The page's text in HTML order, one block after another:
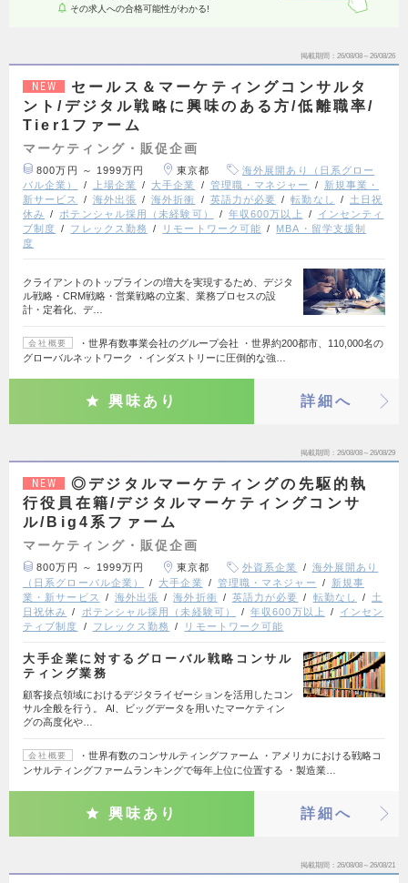
その求人への合格可能性がわかる!
掲載期間 26/08/08～26/08/26
NEW
セールス＆マーケティングコンサルタ
ント/デジタル戦略に興味のある方/低離職率/
Tier1ファーム
マーケティング・販促企画
800万円 ～ 1999万円 東京都
海外展開あり（日系グロー
バル企業）
上場企業 大手企業 管理職・マネジャー
新規事業・
新サービス
海外出張 海外折衝 英語力が必要 転勤なし
土日祝
休み
ポテンシャル採用（未経験可） 年収600万以上
インセンティ
ブ制度
フレックス勤務 リモートワーク可能
MBA・留学支援制
度
クライアントのトップラインの増大を実現するため、デジタ
ル戦略・CRM戦略・営業戦略の立案、業務プロセスの設
計・定着化、デ…
会社概要
・世界有数事業会社のグループ会社 ・世界約200都市、110,000名の
グローバルネットワーク ・インダストリーに圧倒的な強…
興味あり 詳細へ
掲載期間 26/08/08～26/08/29
NEW
◎デジタルマーケティングの先駆的執
行役員在籍/デジタルマーケティングコンサ
ル/Big4系ファーム
マーケティング・販促企画
800万円 ～ 1999万円 東京都 外資系企業
海外展開あり
（日系グローバル企業）
大手企業 管理職・マネジャー
新規事
業・新サービス
海外出張 海外折衝 英語力が必要 転勤なし
土
日祝休み
ポテンシャル採用（未経験可） 年収600万以上
インセン
ティブ制度
フレックス勤務 リモートワーク可能
大手企業に対するグローバル戦略コンサル
ティング業務
顧客接点領域におけるデジタライゼーションを活用したコン
サル全般を行う。 AI、ビッグデータを用いたマーケティン
グの高度化や…
会社概要
・世界有数のコンサルティングファーム ・アメリカにおける戦略コ
ンサルティングファームランキングで毎年上位に位置する ・製造業…
興味あり 詳細へ
掲載期間 26/08/08～26/08/21